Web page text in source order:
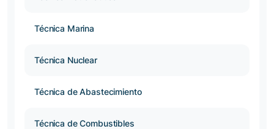
Técnica Marina
Técnica Nuclear
Técnica de Abastecimiento
Técnica de Combustibles